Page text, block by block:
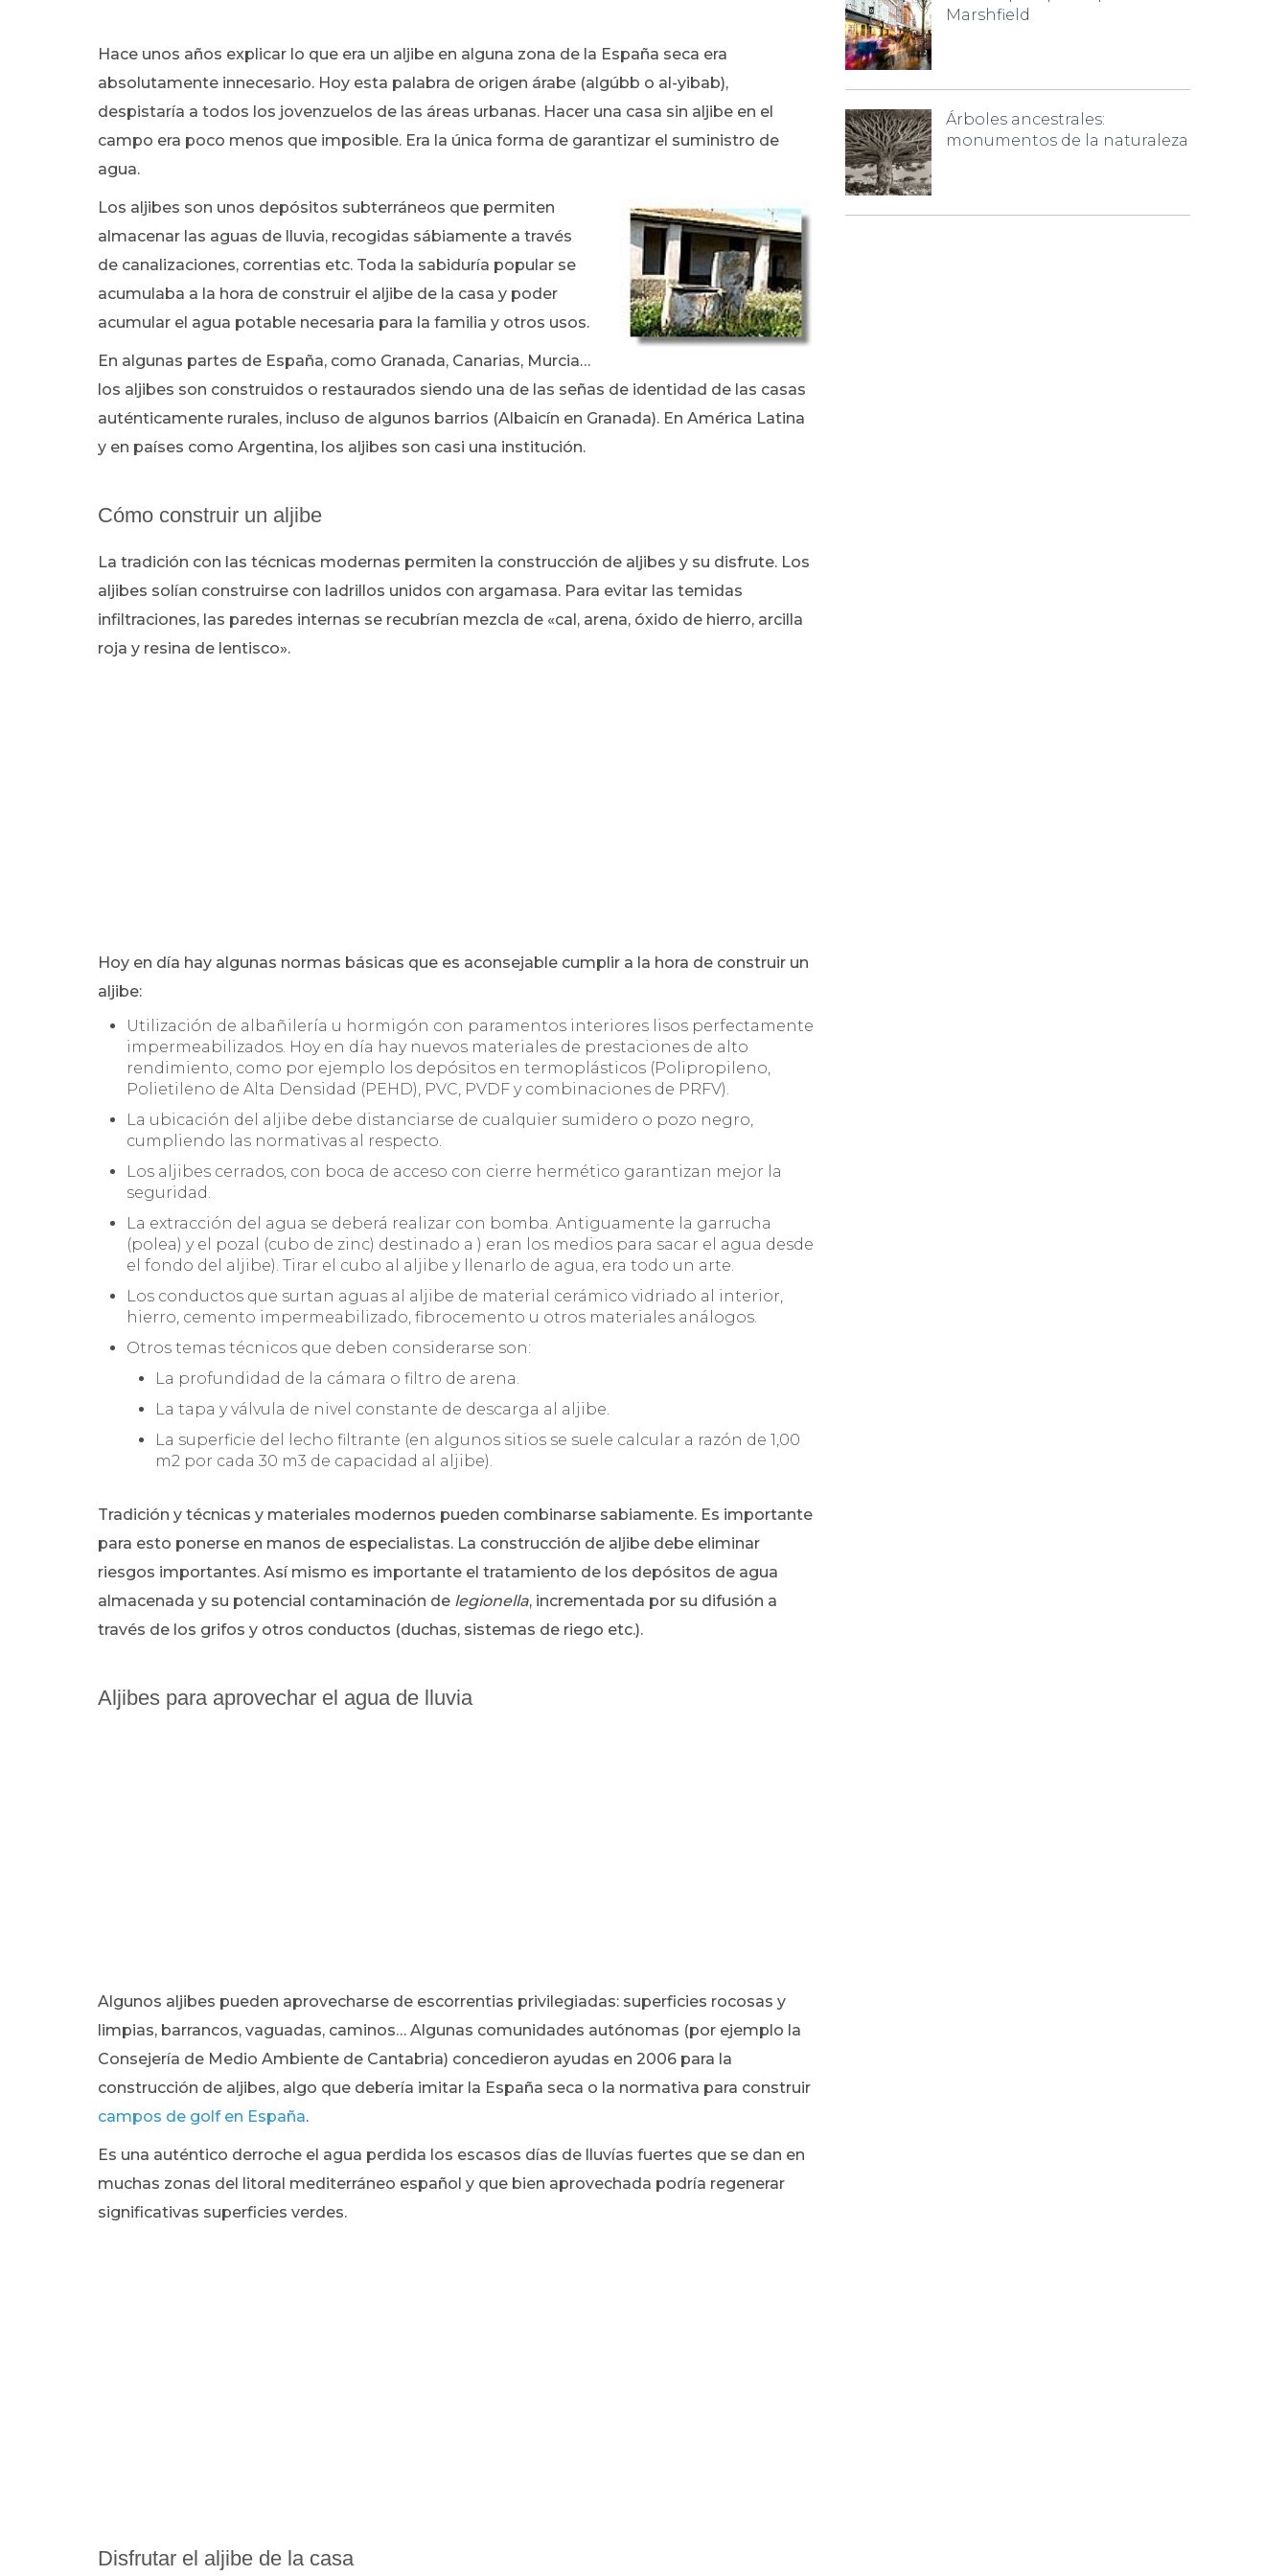
Hace unos años explicar lo que era un aljibe en alguna zona de la España seca era
absolutamente innecesario. Hoy esta palabra de origen árabe (algúbb o al-yibab),
despistaría a todos los jovenzuelos de las áreas urbanas. Hacer una casa sin aljibe en el
campo era poco menos que imposible. Era la única forma de garantizar el suministro de
agua.
Los aljibes son unos depósitos subterráneos que permiten
almacenar las aguas de lluvia, recogidas sábiamente a través
de canalizaciones, correntias etc. Toda la sabiduría popular se
acumulaba a la hora de construir el aljibe de la casa y poder
acumular el agua potable necesaria para la familia y otros usos.
En algunas partes de España, como Granada, Canarias, Murcia…
los aljibes son construidos o restaurados siendo una de las señas de identidad de las casas
auténticamente rurales, incluso de algunos barrios (Albaicín en Granada). En América Latina
y en países como Argentina, los aljibes son casi una institución.
Cómo construir un aljibe
La tradición con las técnicas modernas permiten la construcción de aljibes y su disfrute. Los
aljibes solían construirse con ladrillos unidos con argamasa. Para evitar las temidas
infiltraciones, las paredes internas se recubrían mezcla de «cal, arena, óxido de hierro, arcilla
roja y resina de lentisco».
Hoy en día hay algunas normas básicas que es aconsejable cumplir a la hora de construir un
aljibe:
Utilización de albañilería u hormigón con paramentos interiores lisos perfectamente
impermeabilizados. Hoy en día hay nuevos materiales de prestaciones de alto
rendimiento, como por ejemplo los depósitos en termoplásticos (Polipropileno,
Polietileno de Alta Densidad (PEHD), PVC, PVDF y combinaciones de PRFV).
La ubicación del aljibe debe distanciarse de cualquier sumidero o pozo negro,
cumpliendo las normativas al respecto.
Los aljibes cerrados, con boca de acceso con cierre hermético garantizan mejor la
seguridad.
La extracción del agua se deberá realizar con bomba. Antiguamente la garrucha
(polea) y el pozal (cubo de zinc) destinado a ) eran los medios para sacar el agua desde
el fondo del aljibe). Tirar el cubo al aljibe y llenarlo de agua, era todo un arte.
Los conductos que surtan aguas al aljibe de material cerámico vidriado al interior,
hierro, cemento impermeabilizado, fibrocemento u otros materiales análogos.
Otros temas técnicos que deben considerarse son:
La profundidad de la cámara o filtro de arena.
La tapa y válvula de nivel constante de descarga al aljibe.
La superficie del lecho filtrante (en algunos sitios se suele calcular a razón de 1,00
m2 por cada 30 m3 de capacidad al aljibe).
Tradición y técnicas y materiales modernos pueden combinarse sabiamente. Es importante
para esto ponerse en manos de especialistas. La construcción de aljibe debe eliminar
riesgos importantes. Así mismo es importante el tratamiento de los depósitos de agua
almacenada y su potencial contaminación de legionella, incrementada por su difusión a
través de los grifos y otros conductos (duchas, sistemas de riego etc.).
Aljibes para aprovechar el agua de lluvia
Algunos aljibes pueden aprovecharse de escorrentias privilegiadas: superficies rocosas y
limpias, barrancos, vaguadas, caminos… Algunas comunidades autónomas (por ejemplo la
Consejería de Medio Ambiente de Cantabria) concedieron ayudas en 2006 para la
construcción de aljibes, algo que debería imitar la España seca o la normativa para construir
campos de golf en España.
Es una auténtico derroche el agua perdida los escasos días de lluvías fuertes que se dan en
muchas zonas del litoral mediterráneo español y que bien aprovechada podría regenerar
significativas superficies verdes.
Disfrutar el aljibe de la casa
Marshfield
Árboles ancestrales:
monumentos de la naturaleza